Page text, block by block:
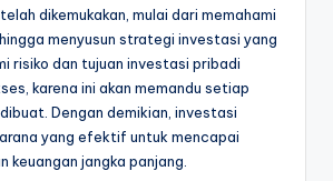
dikemukakan, mulai dari memahami
menyusun strategi investasi yang
risiko dan tujuan investasi pribadi
karena ini akan memandu setiap
Dengan demikian, investasi
yang efektif untuk mencapai
keuangan jangka panjang.